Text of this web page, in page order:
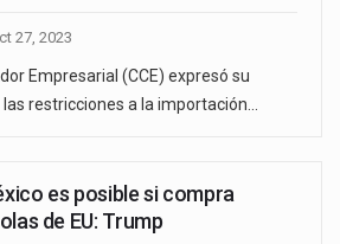
27, 2023
Empresarial (CCE) expresó su
restricciones a la importación…
es posible si compra
de EU: Trump